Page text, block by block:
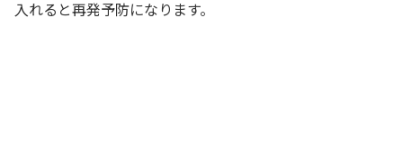
入れると再発予防になります。